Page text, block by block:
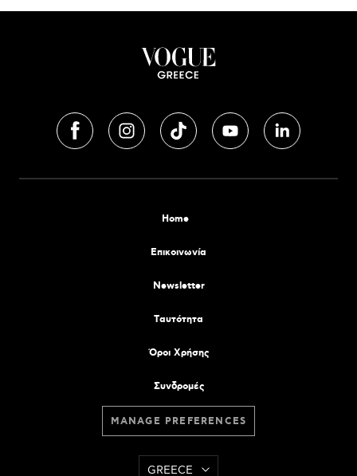
Home
Επικοινωνία
Newsletter
Tαυτότητα
Όροι Χρήσης
Συνδρομές
MANAGE PREFERENCES
GREECE